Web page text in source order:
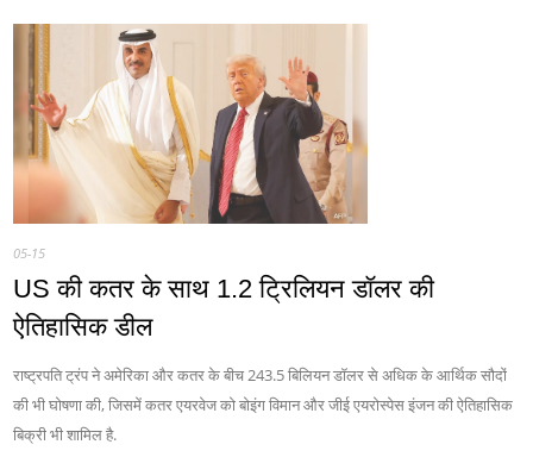
05-15
US की कतर के साथ 1.2 ट्रिलियन डॉलर की
ऐतिहासिक डील
राष्ट्रपति ट्रंप ने अमेरिका और कतर के बीच 243.5 बिलियन डॉलर से अधिक के आर्थिक सौदों
की भी घोषणा की, जिसमें कतर एयरवेज को बोइंग विमान और जीई एयरोस्पेस इंजन की ऐतिहासिक
बिक्री भी शामिल है.